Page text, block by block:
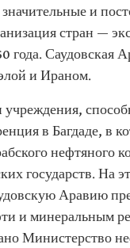
и
стран —
года. Саудовская
и Ираном.
учреждения,
в Багдаде, в
нефтяного
государств. На
Аравию
и минеральным
Министерство